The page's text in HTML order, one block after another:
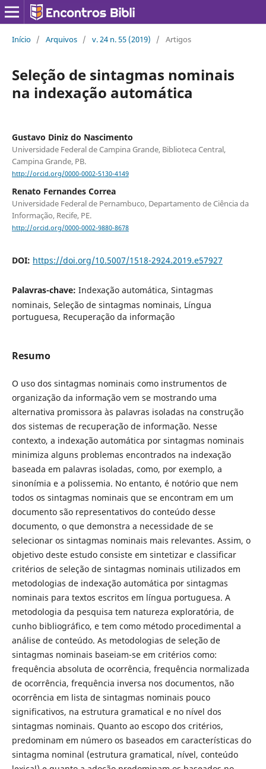
Início / Arquivos / v. 24 n. 55 (2019) / Artigos
Seleção de sintagmas nominais
na indexação automática
Gustavo Diniz do Nascimento
Universidade Federal de Campina Grande, Biblioteca Central,
Campina Grande, PB.
http://orcid.org/0000-0002-5130-4149
Renato Fernandes Correa
Universidade Federal de Pernambuco, Departamento de Ciência da
Informação, Recife, PE.
http://orcid.org/0000-0002-9880-8678
DOI: https://doi.org/10.5007/1518-2924.2019.e57927
Palavras-chave: Indexação automática, Sintagmas
nominais, Seleção de sintagmas nominais, Língua
portuguesa, Recuperação da informação
Resumo
O uso dos sintagmas nominais como instrumentos de
organização da informação vem se mostrando uma
alternativa promissora às palavras isoladas na construção
dos sistemas de recuperação de informação. Nesse
contexto, a indexação automática por sintagmas nominais
minimiza alguns problemas encontrados na indexação
baseada em palavras isoladas, como, por exemplo, a
sinonímia e a polissemia. No entanto, é notório que nem
todos os sintagmas nominais que se encontram em um
documento são representativos do conteúdo desse
documento, o que demonstra a necessidade de se
selecionar os sintagmas nominais mais relevantes. Assim, o
objetivo deste estudo consiste em sintetizar e classificar
critérios de seleção de sintagmas nominais utilizados em
metodologias de indexação automática por sintagmas
nominais para textos escritos em língua portuguesa. A
metodologia da pesquisa tem natureza exploratória, de
cunho bibliográfico, e tem como método procedimental a
análise de conteúdo. As metodologias de seleção de
sintagmas nominais baseiam-se em critérios como:
frequência absoluta de ocorrência, frequência normalizada
de ocorrência, frequência inversa nos documentos, não
ocorrência em lista de sintagmas nominais pouco
significativos, na estrutura gramatical e no nível dos
sintagmas nominais. Quanto ao escopo dos critérios,
predominam em número os baseados em características do
sintagma nominal (estrutura gramatical, nível, conteúdo